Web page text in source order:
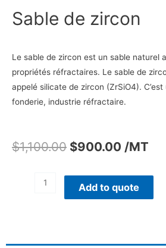
Sable de zircon
Le sable de zircon est un sable naturel
propriétés réfractaires. Le sable de
appelé silicate de zircon (ZrSiO4).
fonderie, industrie réfractaire.
$1,100.00 $900.00 /MT
Add to quote